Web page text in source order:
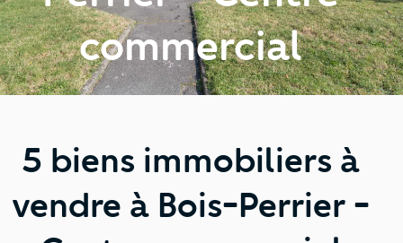
commercial
5 biens immobiliers à
vendre à Bois-Perrier -